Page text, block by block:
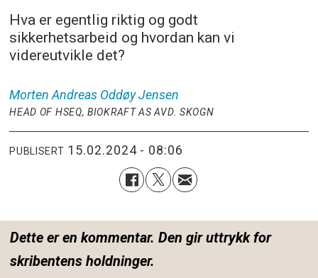
Hva er egentlig riktig og godt
sikkerhetsarbeid og hvordan kan vi
videreutvikle det?
Morten Andreas OddøyJensen
HEAD OF HSEQ, BIOKRAFT AS AVD. SKOGN
PUBLISERT 15.02.2024 - 08:06
Dette er en kommentar. Den gir uttrykk for
skribentens holdninger.